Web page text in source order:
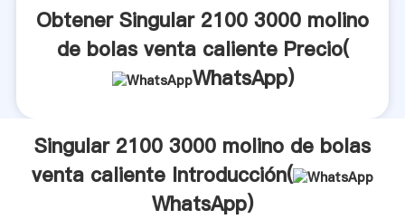
valor y aporta valores a todos los clientes.
Obtener Singular 2100 3000 molino
de bolas venta caliente Precio(
WhatsApp)
Singular 2100 3000 molino de bolas
venta caliente Introducción(
WhatsApp)